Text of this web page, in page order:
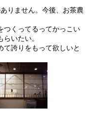
りません。今後、お茶農
つくってるってかっこい
いたい。
誇りをもって欲しいと